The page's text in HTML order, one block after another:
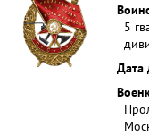
5
Дата